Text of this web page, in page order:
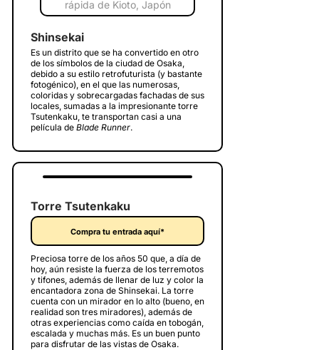
Shinsekai
Es un distrito que se ha convertido en otro
de los símbolos de la ciudad de Osaka,
debido a su estilo retrofuturista (y bastante
fotogénico), en el que las numerosas,
coloridas y sobrecargadas fachadas de sus
locales, sumadas a la impresionante torre
Tsutenkaku, te transportan casi a una
película de Blade Runner.
Torre Tsutenkaku
Compra tu entrada aquí*
Preciosa torre de los años 50 que, a día de
hoy, aún resiste la fuerza de los terremotos
y tifones, además de llenar de luz y color la
encantadora zona de Shinsekai. La torre
cuenta con un mirador en lo alto (bueno, en
realidad son tres miradores), además de
otras experiencias como caída en tobogán,
escalada y muchas más. Es un buen punto
para disfrutar de las vistas de Osaka.